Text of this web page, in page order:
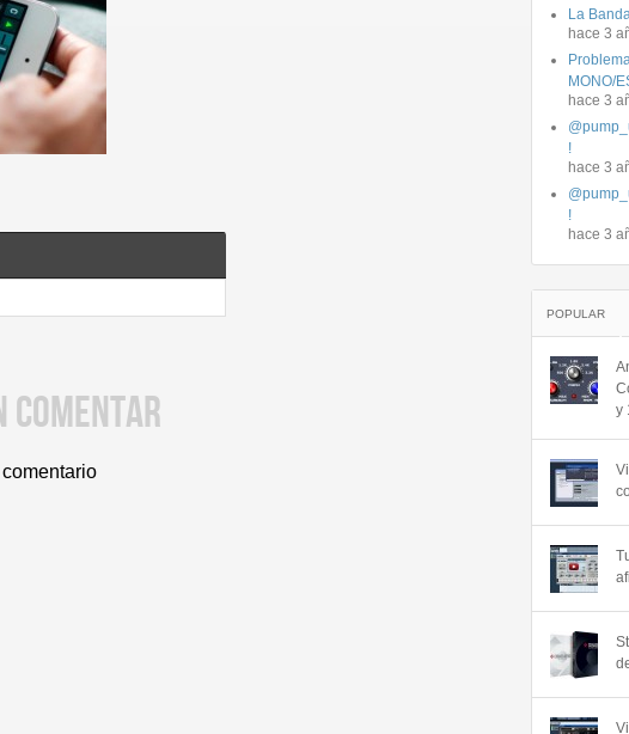
COMENTAR
La
hace 3
MONO/
hace 3
!
hace 3
!
hace 3
POPULAR
y